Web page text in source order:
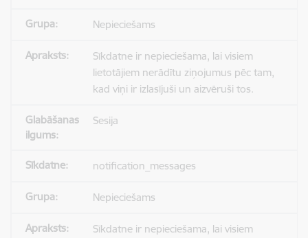
Nepieciešams
Sīkdatne ir nepieciešama, lai visiem
lietotājiem nerādītu ziņojumus pēc tam,
kad viņi ir izlasījuši un aizvēruši tos.
Sesija
notification_messages
Nepieciešams
Sīkdatne ir nepieciešama, lai visiem